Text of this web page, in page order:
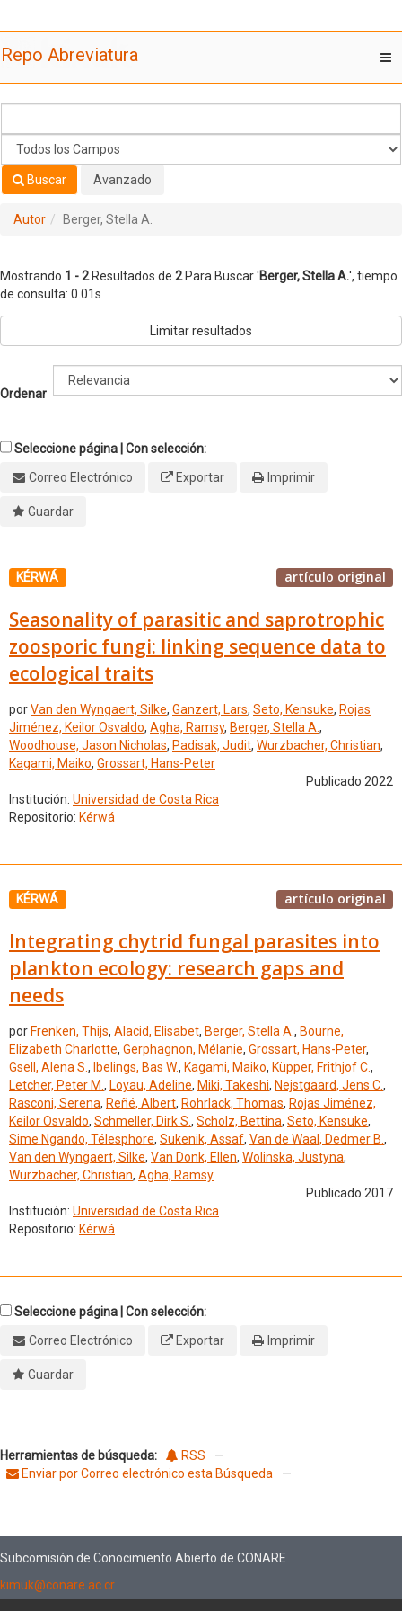
Repo Abreviatura
Buscar Avanzado
Autor Berger, Stella A.
Mostrando 1 - 2Resultados de 2Para Buscar 'Berger, Stella A.', tiempo
de consulta: 0.01s
Limitar resultados
Ordenar
Seleccione página | Con selección:
Correo Electrónico
Exportar Imprimir
Guardar
KÉRWÁ artículo original
Seasonality of parasitic and saprotrophic
zoosporic fungi: linking sequence data to
ecological traits
porVan den Wyngaert, Silke, Ganzert, Lars, Seto, Kensuke, Rojas
Jiménez, Keilor Osvaldo, Agha, Ramsy, Berger, Stella A.,
Woodhouse, Jason Nicholas, Padisak, Judit, Wurzbacher, Christian,
Kagami, Maiko, Grossart, Hans-Peter
Publicado 2022
Institución: Universidad de Costa Rica
Repositorio: Kérwá
KÉRWÁ artículo original
Integrating chytrid fungal parasites into
plankton ecology: research gaps and
needs
por Frenken, Thijs, Alacid, Elisabet, Berger, Stella A., Bourne,
Elizabeth Charlotte, Gerphagnon, Mélanie, Grossart, Hans-Peter,
Gsell, Alena S., Ibelings, Bas W., Kagami, Maiko, Küpper, Frithjof C.,
Letcher, Peter M., Loyau, Adeline, Miki, Takeshi, Nejstgaard, Jens C.,
Rasconi, Serena, Reñé, Albert, Rohrlack, Thomas, Rojas Jiménez,
Keilor Osvaldo, Schmeller, Dirk S., Scholz, Bettina, Seto, Kensuke,
Sime Ngando, Télesphore, Sukenik, Assaf, Van de Waal, Dedmer B.,
Van den Wyngaert, Silke, Van Donk, Ellen, Wolinska, Justyna,
Wurzbacher, Christian, Agha, Ramsy
Publicado 2017
Institución: Universidad de Costa Rica
Repositorio: Kérwá
Seleccione página | Con selección:
Correo Electrónico
Exportar Imprimir
Guardar
Herramientas de búsqueda: RSS
—
Enviar por Correo electrónico esta Búsqueda
—
Subcomisión de Conocimiento Abierto de CONARE
kimuk@conare.ac.cr